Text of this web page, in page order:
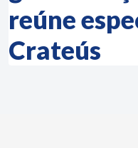
reúne
Crateús